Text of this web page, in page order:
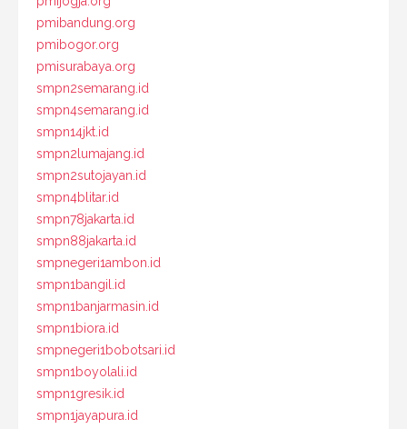
pmibandung.org
pmibogor.org
pmisurabaya.org
smpn2semarang.id
smpn4semarang.id
smpn14jkt.id
smpn2lumajang.id
smpn2sutojayan.id
smpn4blitar.id
smpn78jakarta.id
smpn88jakarta.id
smpnegeri1ambon.id
smpn1bangil.id
smpn1banjarmasin.id
smpn1biora.id
smpnegeri1bobotsari.id
smpn1boyolali.id
smpn1gresik.id
smpn1jayapura.id